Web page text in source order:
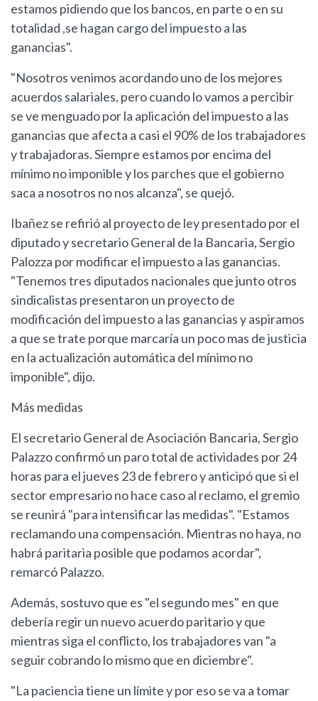
estamos pidiendo que los bancos, en parte o en su
totalidad ,se hagan cargo del impuesto a las
ganancias".
"Nosotros venimos acordando uno de los mejores
acuerdos salariales, pero cuando lo vamos a percibir
se ve menguado por la aplicación del impuesto a las
ganancias que afecta a casi el 90% de los trabajadores
y trabajadoras. Siempre estamos por encima del
mínimo no imponible y los parches que el gobierno
saca a nosotros no nos alcanza", se quejó.
Ibañez se refirió al proyecto de ley presentado por el
diputado y secretario General de la Bancaria, Sergio
Palozza por modificar el impuesto a las ganancias.
"Tenemos tres diputados nacionales que junto otros
sindicalistas presentaron un proyecto de
modificación del impuesto a las ganancias y aspiramos
a que se trate porque marcaría un poco mas de justicia
en la actualización automática del mínimo no
imponible", dijo.
Más medidas
El secretario General de Asociación Bancaria, Sergio
Palazzo confirmó un paro total de actividades por 24
horas para el jueves 23 de febrero y anticipó que si el
sector empresario no hace caso al reclamo, el gremio
se reunirá "para intensificar las medidas". "Estamos
reclamando una compensación. Mientras no haya, no
habrá paritaria posible que podamos acordar",
remarcó Palazzo.
Además, sostuvo que es "el segundo mes" en que
debería regir un nuevo acuerdo paritario y que
mientras siga el conflicto, los trabajadores van "a
seguir cobrando lo mismo que en diciembre".
"La paciencia tiene un límite y por eso se va a tomar